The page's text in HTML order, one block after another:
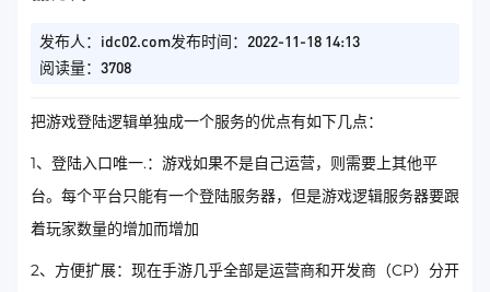
发布人：idc02.com发布时间：2022-11-18 14:13
阅读量：3708
把游戏登陆逻辑单独成一个服务的优点有如下几点：
1、登陆入口唯一.：游戏如果不是自己运营，则需要上其他平
台。每个平台只能有一个登陆服务器，但是游戏逻辑服务器要跟
着玩家数量的增加而增加
2、方便扩展：现在手游几乎全部是运营商和开发商（CP）分开